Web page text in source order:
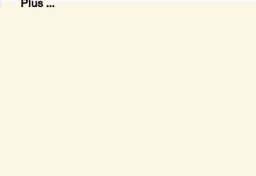
Plus ...